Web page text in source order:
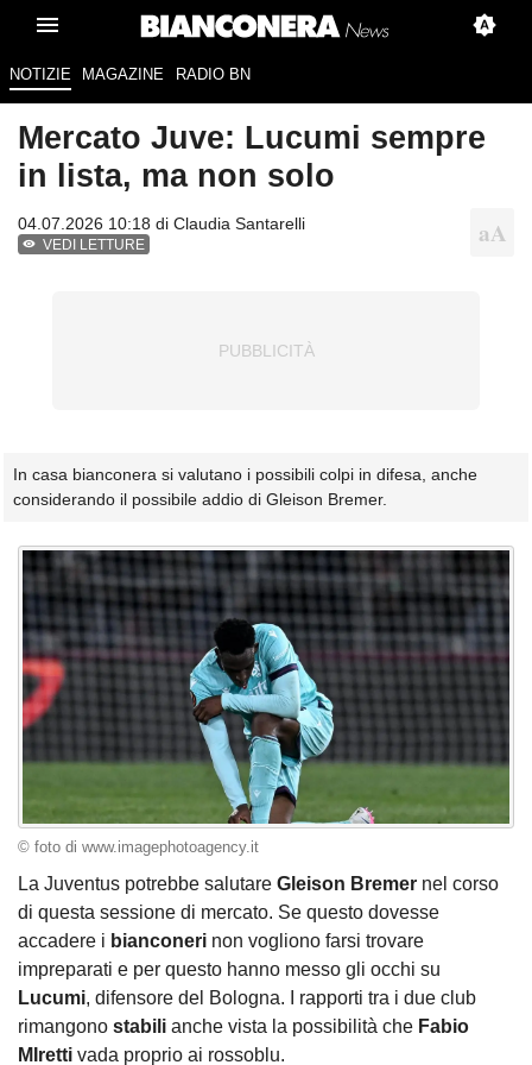
NOTIZIE MAGAZINE RADIO BN
Mercato Juve: Lucumi sempre
in lista, ma non solo
04.07.2026 10:18 di Claudia Santarelli
VEDI LETTURE
In casa bianconera si valutano i possibili colpi in difesa, anche
considerando il possibile addio di Gleison Bremer.
© foto di www.imagephotoagency.it
La Juventus potrebbe salutare Gleison Bremer nel corso
di questa sessione di mercato. Se questo dovesse
accadere i bianconeri non vogliono farsi trovare
impreparati e per questo hanno messo gli occhi su
Lucumi, difensore del Bologna. I rapporti tra i due club
rimangono stabili anche vista la possibilità che Fabio
MIretti vada proprio ai rossoblu.